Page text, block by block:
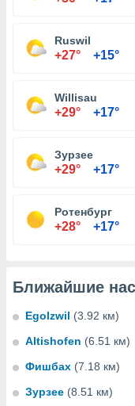
Ruswil
+27° +15°
Willisau
+29° +17°
Зурзее
+29° +17°
Ротенбург
+28° +17°
Ближайшие
Egolzwil (3.92 км)
Altishofen (6.51 км)
Фишбах (7.18 км)
Зурзее (8.51 км)